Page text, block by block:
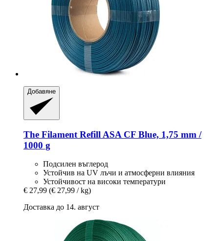
Добавяне
The Filament Refill ASA CF Blue, 1,75 mm /
1000 g
Подсилен въглерод
Устойчив на UV лъчи и атмосферни влияния
Устойчивост на високи температури
€ 27,99 (€ 27,99 / kg)
Доставка до 14. август